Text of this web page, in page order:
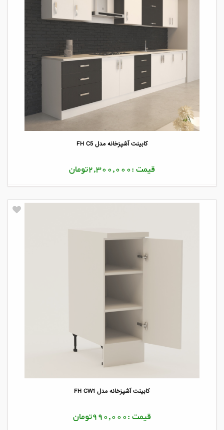
کابینت آشپزخانه مدل FH C5
قیمت :2,300,000تومان
کابینت آشپزخانه مدل FH CW1
قیمت :990,000تومان